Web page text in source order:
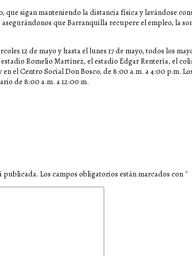
que sigan manteniendo la distancia física y lavándose
que Barranquilla recupere el empleo, la
12 de mayo y hasta el lunes 17 de mayo, todos los
Romelio Martínez, el estadio Edgar Rentería, el
el Centro Social Don Bosco, de 8:00 a.m. a 4:00 p.m.
de 8:00 a.m. a 12:00 m.
publicada. Los campos obligatorios están marcados con *